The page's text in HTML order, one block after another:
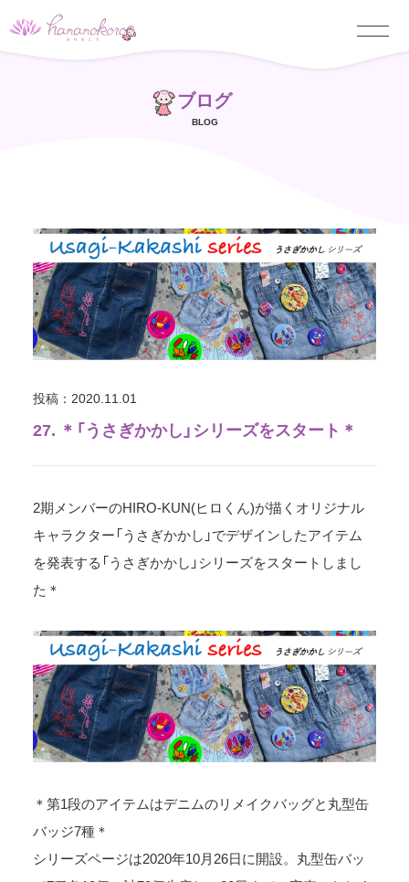
ブログ
BLOG
投稿：2020.11.01
27. ＊「うさぎかかし」シリーズをスタート＊
2期メンバーのHIRO-KUN(ヒロくん)が描くオリジナル
キャラクター「うさぎかかし」でデザインしたアイテム
を発表する「うさぎかかし」シリーズをスタートしまし
た＊
＊第1段のアイテムはデニムのリメイクバッグと丸型缶
バッジ7種＊
シリーズページは2020年10月26日に開設。丸型缶バッ